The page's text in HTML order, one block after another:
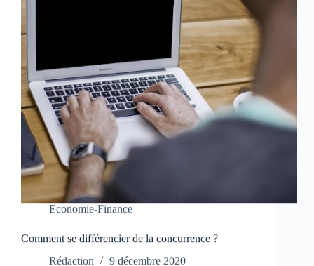
Economie-Finance
Comment se différencier de la concurrence ?
Rédaction
9 décembre 2020